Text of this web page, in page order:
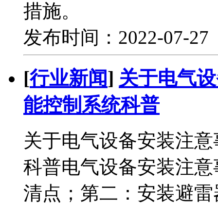
措施。
发布时间：2022-07-
[行业新闻] 关于电气
能控制系统科普
关于电气设备安装注
科普电气设备安装注
清点；第二：安装避